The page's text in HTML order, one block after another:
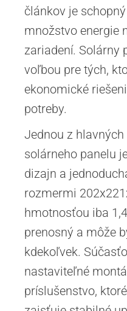
článkov je
množstvo energie
zariadení. Solárny
voľbou pre tých,
ekonomické
potreby.
Jednou z
solárneho panelu
dizajn a
rozmermi
hmotnosťou iba
prenosný a môže
kdekoľvek.
nastaviteľné
príslušenstvo,